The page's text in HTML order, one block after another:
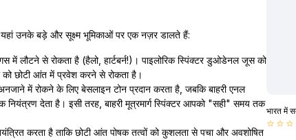
उनके बड़े और सूक्ष्म भूमिकाओं पर एक नज़र डालते हैं:
में लौटने से रोकता है (हैलो, हार्टबर्न!)। पाइलोरिक स्पिंक्टर डुओडेनल जूस को
को छोटी आंत में प्रवेश करने से रोकता है।
में रोकने के लिए बेसलाइन टोन प्रदान करता है, जबकि बाहरी एनल
देता है। इसी तरह, बाहरी मूत्रमार्ग स्पिंक्टर आपको "सही" समय तक
करता है ताकि छोटी आंत पोषक तत्वों को कुशलता से पचा और अवशोषित
भारत में
star_border star_border star_border